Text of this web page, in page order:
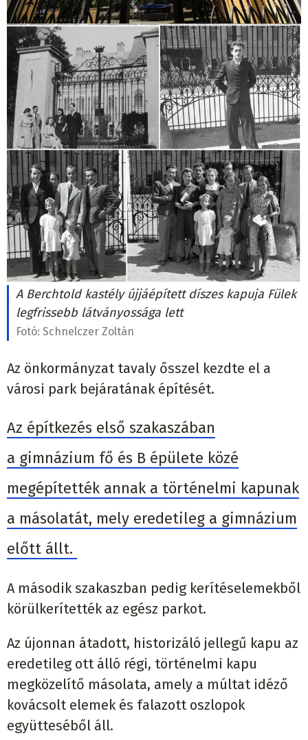
A Berchtold kastély újjáépített díszes kapuja Fülek
legfrissebb látványossága lett
Fotó: Schnelczer Zoltán
Az önkormányzat tavaly ősszel kezdte el a
városi park bejáratának építését.
Az építkezés első szakaszában
a gimnázium fő és B épülete közé
megépítették annak a történelmi kapunak
a másolatát, mely eredetileg a gimnázium
előtt állt.
A második szakaszban pedig kerítéselemekből
körülkerítették az egész parkot.
Az újonnan átadott, historizáló jellegű kapu az
eredetileg ott álló régi, történelmi kapu
megközelítő másolata, amely a múltat idéző
kovácsolt elemek és falazott oszlopok
együtteséből áll.